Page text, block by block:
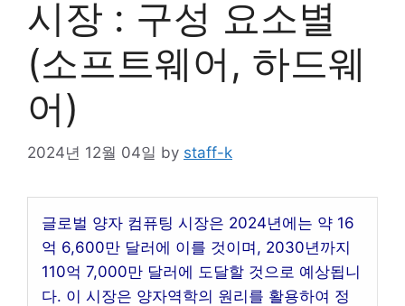
시장 : 구성 요소별
(소프트웨어, 하드웨
어)
2024년 12월 04일 by staff-k
글로벌 양자 컴퓨팅 시장은 2024년에는 약 16
억 6,600만 달러에 이를 것이며, 2030년까지
110억 7,000만 달러에 도달할 것으로 예상됩니
다. 이 시장은 양자역학의 원리를 활용하여 정